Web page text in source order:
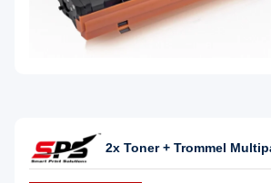
2x Toner + Trommel